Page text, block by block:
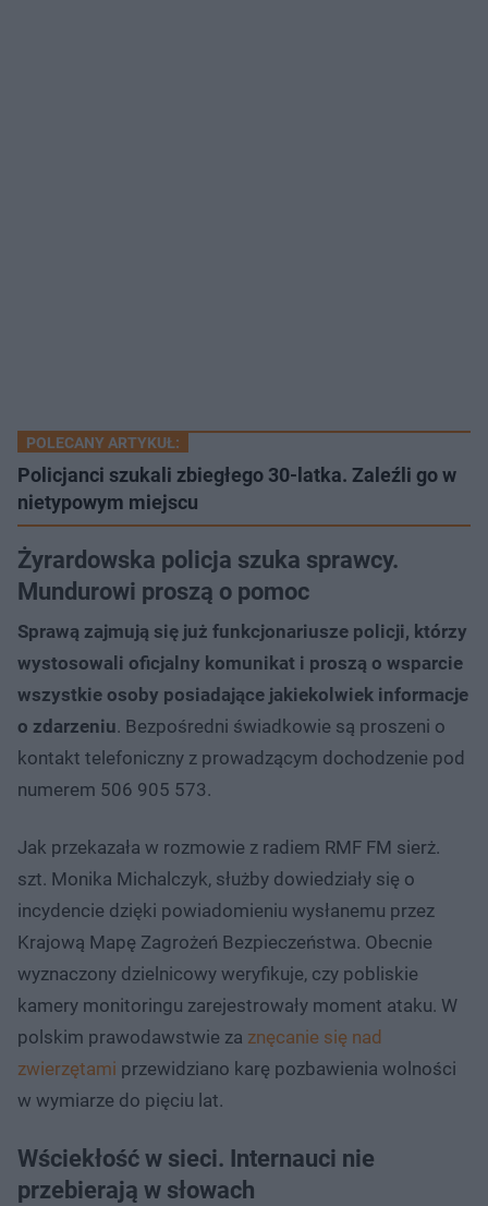
POLECANY ARTYKUŁ:
Policjanci szukali zbiegłego 30-latka. Zaleźli go w
nietypowym miejscu
Żyrardowska policja szuka sprawcy.
Mundurowi proszą o pomoc
Sprawą zajmują się już funkcjonariusze policji, którzy
wystosowali oficjalny komunikat i proszą o wsparcie
wszystkie osoby posiadające jakiekolwiek informacje
o zdarzeniu. Bezpośredni świadkowie są proszeni o
kontakt telefoniczny z prowadzącym dochodzenie pod
numerem 506 905 573.
Jak przekazała w rozmowie z radiem RMF FM sierż.
szt. Monika Michalczyk, służby dowiedziały się o
incydencie dzięki powiadomieniu wysłanemu przez
Krajową Mapę Zagrożeń Bezpieczeństwa. Obecnie
wyznaczony dzielnicowy weryfikuje, czy pobliskie
kamery monitoringu zarejestrowały moment ataku. W
polskim prawodawstwie za znęcanie się nad
zwierzętami przewidziano karę pozbawienia wolności
w wymiarze do pięciu lat.
Wściekłość w sieci. Internauci nie
przebierają w słowach